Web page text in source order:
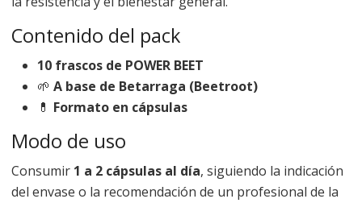
Contenido del pack
10 frascos de POWER BEET
🌱 A base de Betarraga (Beetroot)
💊 Formato en cápsulas
Modo de uso
Consumir 1 a 2 cápsulas al día, siguiendo la indicación
del envase o la recomendación de un profesional de la